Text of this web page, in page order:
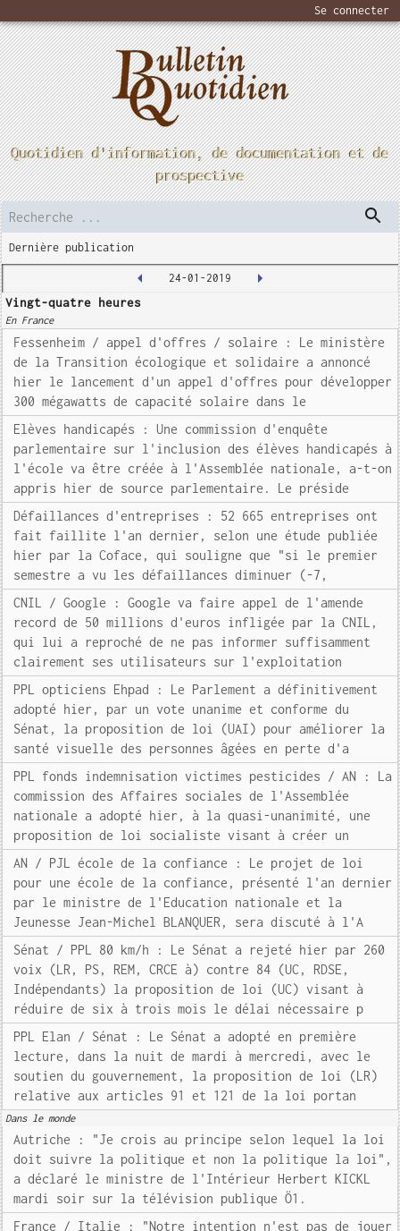
Se connecter
Quotidien d'information, de documentation et de
prospective
Dernière publication
24-01-2019
Vingt-quatre heures
En France
Fessenheim / appel d'offres / solaire : Le ministère
de la Transition écologique et solidaire a annoncé
hier le lancement d'un appel d'offres pour développer
300 mégawatts de capacité solaire dans le
Elèves handicapés : Une commission d'enquête
parlementaire sur l'inclusion des élèves handicapés à
l'école va être créée à l'Assemblée nationale, a-t-on
appris hier de source parlementaire. Le préside
Défaillances d'entreprises : 52 665 entreprises ont
fait faillite l'an dernier, selon une étude publiée
hier par la Coface, qui souligne que "si le premier
semestre a vu les défaillances diminuer (-7,
CNIL / Google : Google va faire appel de l'amende
record de 50 millions d'euros infligée par la CNIL,
qui lui a reproché de ne pas informer suffisamment
clairement ses utilisateurs sur l'exploitation
PPL opticiens Ehpad : Le Parlement a définitivement
adopté hier, par un vote unanime et conforme du
Sénat, la proposition de loi (UAI) pour améliorer la
santé visuelle des personnes âgées en perte d'a
PPL fonds indemnisation victimes pesticides / AN : La
commission des Affaires sociales de l'Assemblée
nationale a adopté hier, à la quasi-unanimité, une
proposition de loi socialiste visant à créer un
AN / PJL école de la confiance : Le projet de loi
pour une école de la confiance, présenté l'an dernier
par le ministre de l'Education nationale et la
Jeunesse Jean-Michel BLANQUER, sera discuté à l'A
Sénat / PPL 80 km/h : Le Sénat a rejeté hier par 260
voix (LR, PS, REM, CRCE à) contre 84 (UC, RDSE,
Indépendants) la proposition de loi (UC) visant à
réduire de six à trois mois le délai nécessaire p
PPL Elan / Sénat : Le Sénat a adopté en première
lecture, dans la nuit de mardi à mercredi, avec le
soutien du gouvernement, la proposition de loi (LR)
relative aux articles 91 et 121 de la loi portan
Dans le monde
Autriche : "Je crois au principe selon lequel la loi
doit suivre la politique et non la politique la loi",
a déclaré le ministre de l'Intérieur Herbert KICKL
mardi soir sur la télévision publique Ö1.
France / Italie : "Notre intention n'est pas de jouer